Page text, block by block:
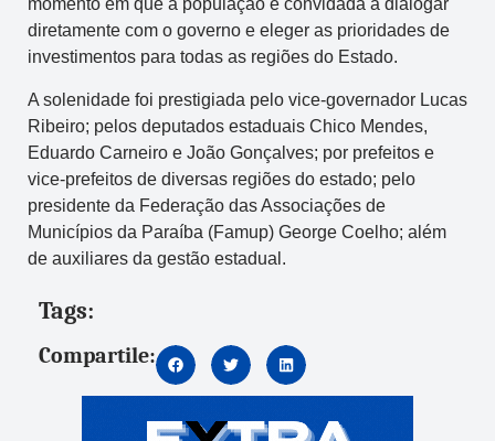
momento em que a população é convidada a dialogar
diretamente com o governo e eleger as prioridades de
investimentos para todas as regiões do Estado.
A solenidade foi prestigiada pelo vice-governador Lucas
Ribeiro; pelos deputados estaduais Chico Mendes,
Eduardo Carneiro e João Gonçalves; por prefeitos e
vice-prefeitos de diversas regiões do estado; pelo
presidente da Federação das Associações de
Municípios da Paraíba (Famup) George Coelho; além
de auxiliares da gestão estadual.
Tags:
Compartile: